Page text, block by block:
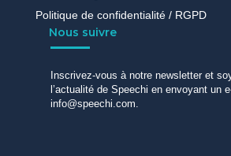
Politique de confidentialité / RGPD
Nous suivre
Inscrivez-vous à notre newsletter et
l’actualité de Speechi en envoyant un
info@speechi.com.